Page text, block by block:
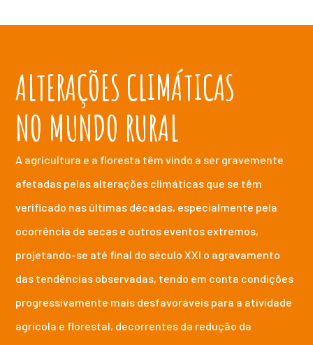
ALTERAÇÕES CLIMÁTICAS
NO MUNDO RURAL
A agricultura e a floresta têm vindo a ser gravemente
afetadas pelas alterações climáticas que se têm
verificado nas últimas décadas, especialmente pela
ocorrência de secas e outros eventos extremos,
projetando-se até final do século XXI o agravamento
das tendências observadas, tendo em conta condições
progressivamente mais desfavoráveis para a atividade
agrícola e florestal, decorrentes da redução da